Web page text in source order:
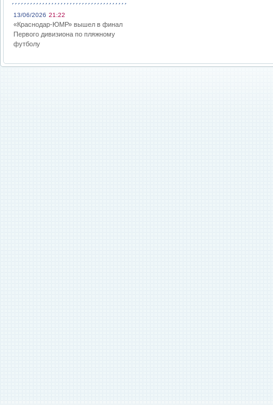
13/06/2026 21:22
«Краснодар-ЮМР» вышел в финал
Первого дивизиона по пляжному
футболу